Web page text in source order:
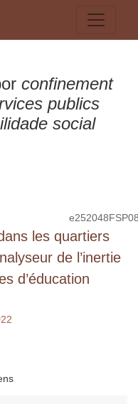
confinement
publics
social
les quartiers
de l’inertie
d’éducation